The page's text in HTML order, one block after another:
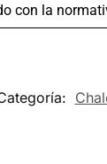
con la